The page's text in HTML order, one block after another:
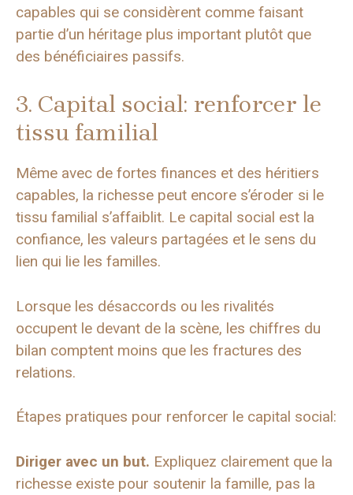
capables qui se considèrent comme faisant
partie d’un héritage plus important plutôt que
des bénéficiaires passifs.
3. Capital social: renforcer le
tissu familial
Même avec de fortes finances et des héritiers
capables, la richesse peut encore s’éroder si le
tissu familial s’affaiblit. Le capital social est la
confiance, les valeurs partagées et le sens du
lien qui lie les familles.
Lorsque les désaccords ou les rivalités
occupent le devant de la scène, les chiffres du
bilan comptent moins que les fractures des
relations.
Étapes pratiques pour renforcer le capital social:
Diriger avec un but. Expliquez clairement que la
richesse existe pour soutenir la famille, pas la